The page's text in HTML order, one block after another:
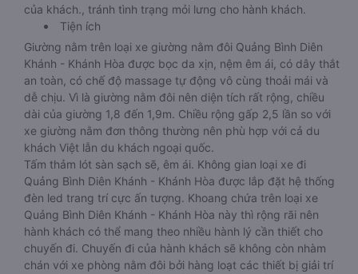
của khách., tránh tình trạng mỏi lưng cho hành khách.
Tiện ích
Giường nằm trên loại xe giường nằm đôi Quảng Bình Diên
Khánh - Khánh Hòa được bọc da xịn, nệm êm ái, có dây thắt
an toàn, có chế độ massage tự động vô cùng thoải mái và
dễ chịu. Vì là giường nằm đôi nên diện tích rất rộng, chiều
dài của giường 1,8 đến 1,9m. Chiều rộng gấp 2,5 lần so với
xe giường nằm đơn thông thường nên phù hợp với cả du
khách Việt lẫn du khách ngoại quốc.
Tấm thảm lót sàn sạch sẽ, êm ái. Không gian loại xe đi
Quảng Bình Diên Khánh - Khánh Hòa được lắp đặt hệ thống
đèn led trang trí cực ấn tượng. Khoang chứa trên loại xe
Quảng Bình Diên Khánh - Khánh Hòa này thì rộng rãi nên
hành khách có thể mang theo nhiều hành lý cần thiết cho
chuyến đi. Chuyến đi của hành khách sẽ không còn nhàm
chán với xe phòng nằm đôi bởi hàng loạt các thiết bị giải trí